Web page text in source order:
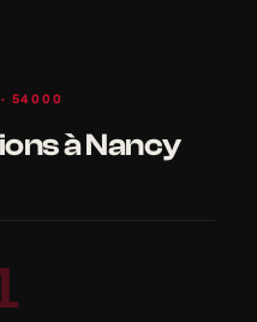
54000
à Nancy